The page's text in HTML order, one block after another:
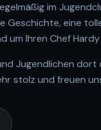
im
Geschichte, eine
um Ihren Chef
Jugendlichen
stolz und freuen